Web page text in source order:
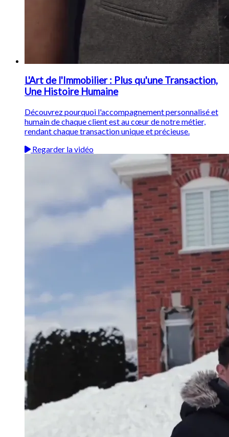
L'Art de l'Immobilier : Plus qu'une Transaction,
Une Histoire Humaine
Découvrez pourquoi l'accompagnement personnalisé et
humain de chaque client est au cœur de notre métier,
rendant chaque transaction unique et précieuse.
Regarder la vidéo